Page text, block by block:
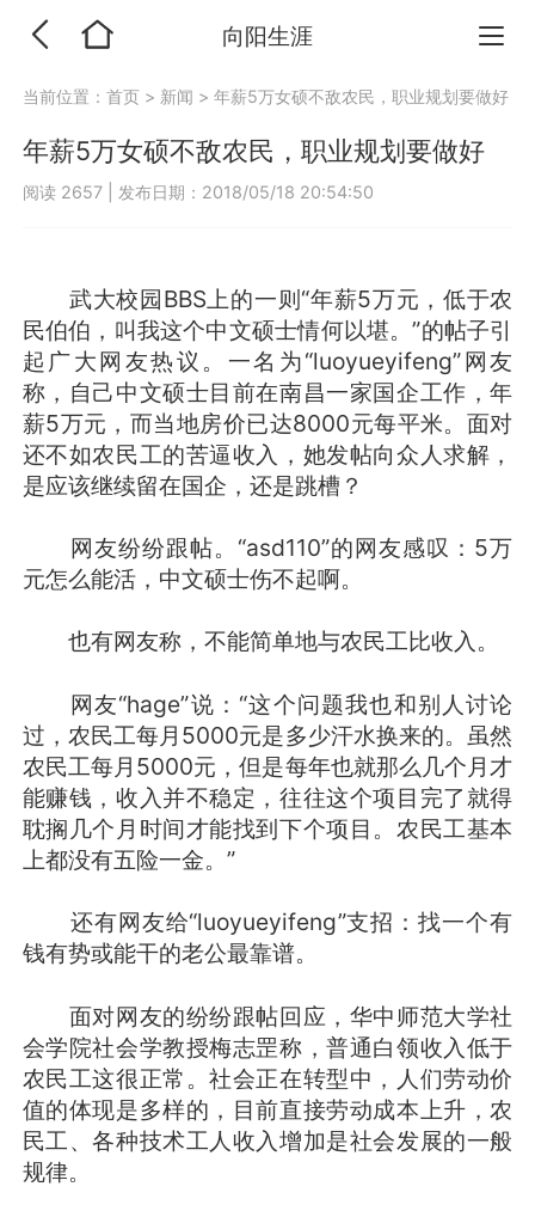
向阳生涯
当前位置：首页 > 新闻 >年薪5万女硕不敌农民，职业规划要做好
年薪5万女硕不敌农民，职业规划要做好
阅读 2657 发布日期：2018/05/18 20:54:50
武大校园BBS上的一则“年薪5万元，低于农
民伯伯，叫我这个中文硕士情何以堪。”的帖子引
起广大网友热议。一名为“luoyueyifeng”网友
称，自己中文硕士目前在南昌一家国企工作，年
薪5万元，而当地房价已达8000元每平米。面对
还不如农民工的苦逼收入，她发帖向众人求解，
是应该继续留在国企，还是跳槽？
网友纷纷跟帖。“asd110”的网友感叹：5万
元怎么能活，中文硕士伤不起啊。
也有网友称，不能简单地与农民工比收入。
网友“hage”说：“这个问题我也和别人讨论
过，农民工每月5000元是多少汗水换来的。虽然
农民工每月5000元，但是每年也就那么几个月才
能赚钱，收入并不稳定，往往这个项目完了就得
耽搁几个月时间才能找到下个项目。农民工基本
上都没有五险一金。”
还有网友给“luoyueyifeng”支招：找一个有
钱有势或能干的老公最靠谱。
面对网友的纷纷跟帖回应，华中师范大学社
会学院社会学教授梅志罡称，普通白领收入低于
农民工这很正常。社会正在转型中，人们劳动价
值的体现是多样的，目前直接劳动成本上升，农
民工、各种技术工人收入增加是社会发展的一般
规律。